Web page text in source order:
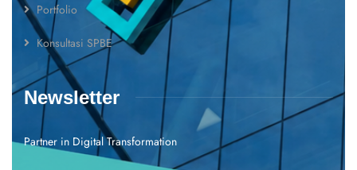
Portfolio
Konsultasi SPBE
Newsletter
Partner in Digital Transformation